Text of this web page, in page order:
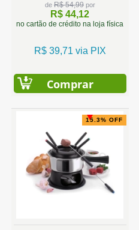
de R$ 54,99por
R$ 44,12
no cartão de crédito na loja física
R$ 39,71 via PIX
Comprar
15.3% OFF